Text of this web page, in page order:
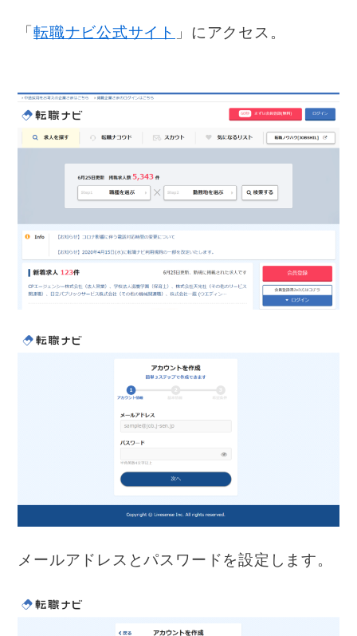
「転職ナビ公式サイト 」にアクセス。
メールアドレスとパスワードを設定します。